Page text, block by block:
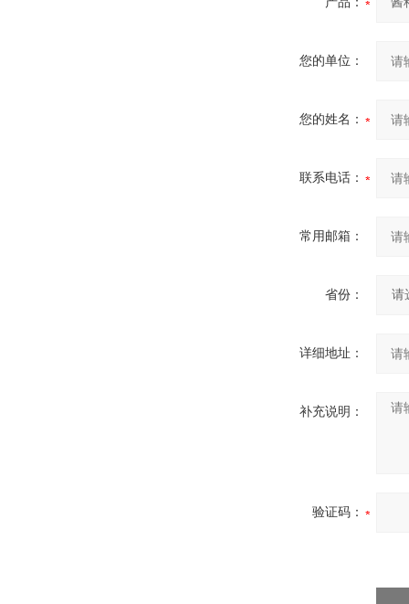
您的单位：
您的姓名：
联系电话：
常用邮箱：
省份：
详细地址：
补充说明：
验证码：